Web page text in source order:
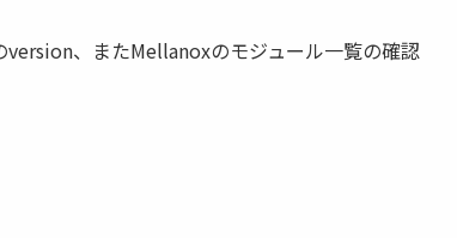
、またMellanoxのモジュール一覧の確認